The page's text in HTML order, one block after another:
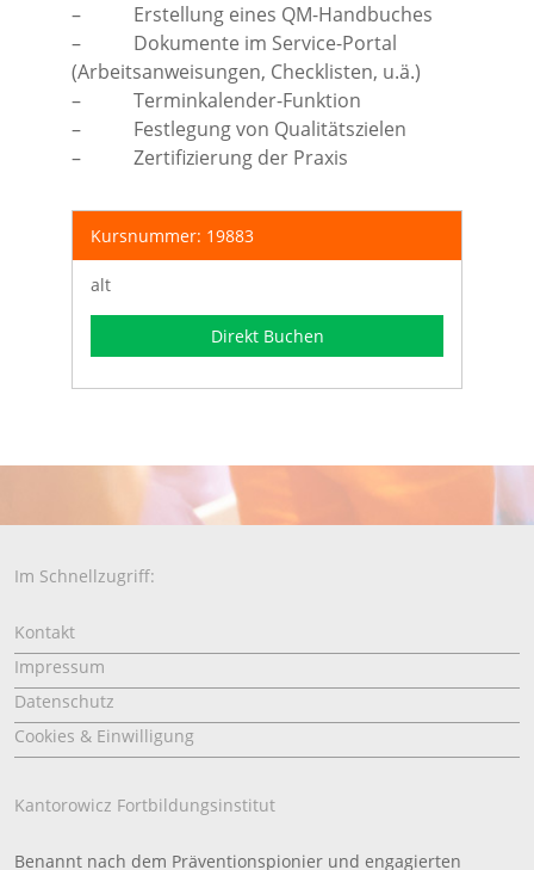
– Erstellung eines QM-Handbuches
– Dokumente im Service-Portal
(Arbeitsanweisungen, Checklisten, u.ä.)
– Terminkalender-Funktion
– Festlegung von Qualitätszielen
– Zertifizierung der Praxis
Kursnummer: 19883
alt
Direkt Buchen
Im Schnellzugriff:
Kontakt
Impressum
Datenschutz
Cookies & Einwilligung
Kantorowicz Fortbildungsinstitut
Benannt nach dem Präventionspionier und engagierten